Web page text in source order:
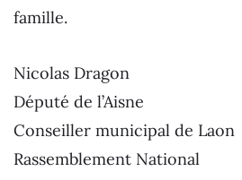
famille.
Nicolas Dragon
Député de l’Aisne
Conseiller municipal de Laon
Rassemblement National